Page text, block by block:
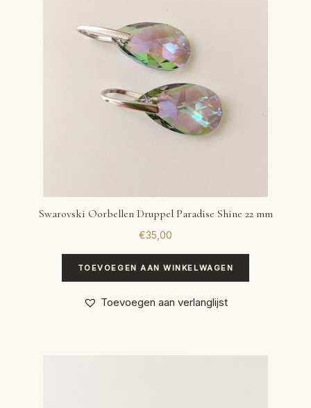
Swarovski Oorbellen Druppel Paradise Shine 22 mm
€35,00
TOEVOEGEN AAN WINKELWAGEN
Toevoegen aan verlanglijst